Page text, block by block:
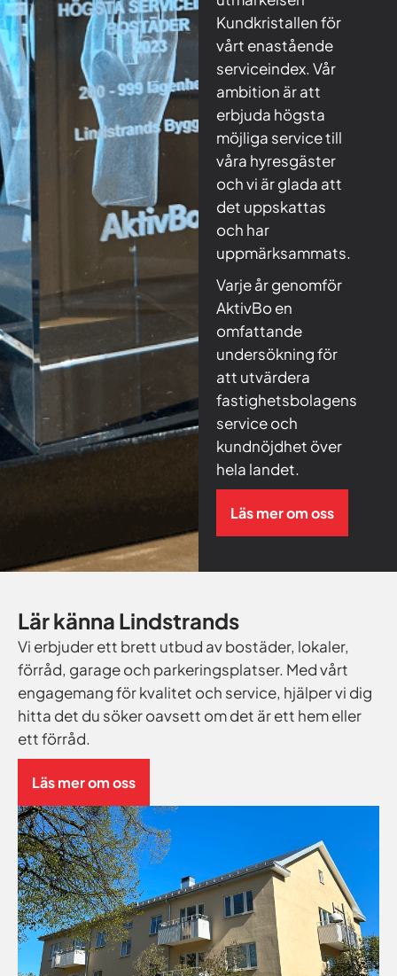
Kundkristallen för
vårt enastående
serviceindex. Vår
ambition är att
erbjuda högsta
möjliga service till
våra hyresgäster
och vi är glada att
det uppskattas
och har
uppmärksammats.
Varje år genomför
AktivBo en
omfattande
undersökning för
att utvärdera
fastighetsbolagens
service och
kundnöjdhet över
hela landet.
Läs mer om oss
Lär känna Lindstrands
Vi erbjuder ett brett utbud av bostäder, lokaler,
förråd, garage och parkeringsplatser. Med vårt
engagemang för kvalitet och service, hjälper vi dig
hitta det du söker oavsett om det är ett hem eller
ett förråd.
Läs mer om oss